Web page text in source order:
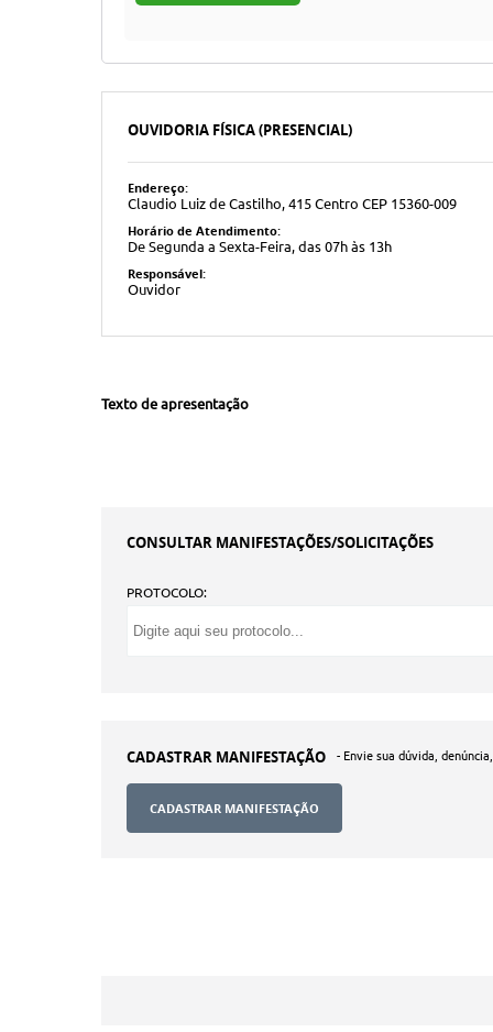
OUVIDORIA FÍSICA (PRESENCIAL)
Endereço:
Claudio Luiz de Castilho, 415 Centro CEP 15360-009
Horário de Atendimento:
De Segunda a Sexta-Feira, das 07h às 13h
Responsável:
Ouvidor
Texto de apresentação
CONSULTAR MANIFESTAÇÕES/SOLICITAÇÕES
PROTOCOLO:
CADASTRAR MANIFESTAÇÃO - Envie sua dúvida,